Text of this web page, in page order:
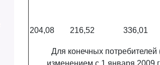
204,08 216,52 336,01
Для конечных потребителей
изменением с 1 января 2009